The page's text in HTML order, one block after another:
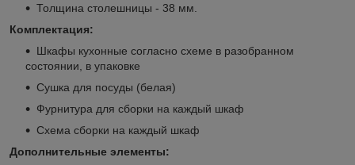
Толщина столешницы - 38 мм.
Комплектация:
Шкафы кухонные согласно схеме в разобранном
состоянии, в упаковке
Сушка для посуды (белая)
Фурнитура для сборки на каждый шкаф
Схема сборки на каждый шкаф
Дополнительные элементы: